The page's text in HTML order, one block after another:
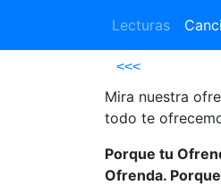
Lecturas
<<<
Mira nuestra
todo te
Porque tu
Ofrenda.